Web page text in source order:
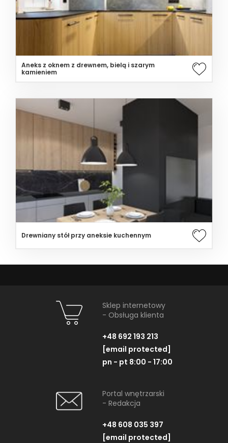
Aneks z oknem z drewnem, bielą i szarym
kamieniem
Drewniany stół przy aneksie kuchennym
Sklep internetowy
- Obsługa klienta
+48 692 193 213
[email protected]
pn - pt 8:00 - 17:00
Portal wnętrzarski
- Redakcja
+48 608 035 397
[email protected]